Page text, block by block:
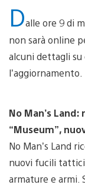
Dalle ore 9 di
non sarà online
alcuni dettagli
l’aggiornamento.
No Man’s
“Museum”,
No Man’s Land
nuovi fucili
armature e armi.